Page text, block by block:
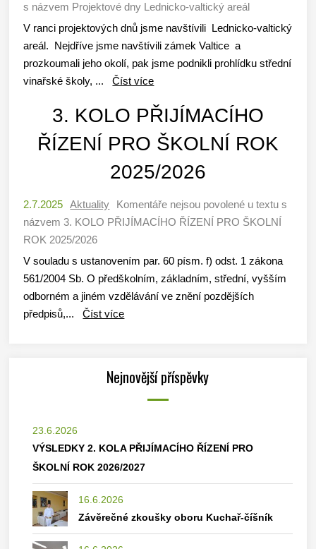
s názvem Projektové dny Lednicko-valtický areál
V ranci projektových dnů jsme navštívili Lednicko-valtický
areál. Nejdříve jsme navštívili zámek Valtice a
prozkoumali jeho okolí, pak jsme podnikli prohlídku střední
vinařské školy, ...Číst více
3. KOLO PŘIJÍMACÍHO
ŘÍZENÍ PRO ŠKOLNÍ ROK
2025/2026
2.7.2025 Aktuality Komentáře nejsou povolené u textu s
názvem 3. KOLO PŘIJÍMACÍHO ŘÍZENÍ PRO ŠKOLNÍ
ROK 2025/2026
V souladu s ustanovením par. 60 písm. f) odst. 1 zákona
561/2004 Sb. O předškolním, základním, střední, vyšším
odborném a jiném vzdělávání ve znění pozdějších
předpisů,...Číst více
Nejnovější příspěvky
23.6.2026
VÝSLEDKY 2. KOLA PŘIJÍMACÍHO ŘÍZENÍ PRO
ŠKOLNÍ ROK 2026/2027
16.6.2026
Závěrečné zkoušky oboru Kuchař-číšník